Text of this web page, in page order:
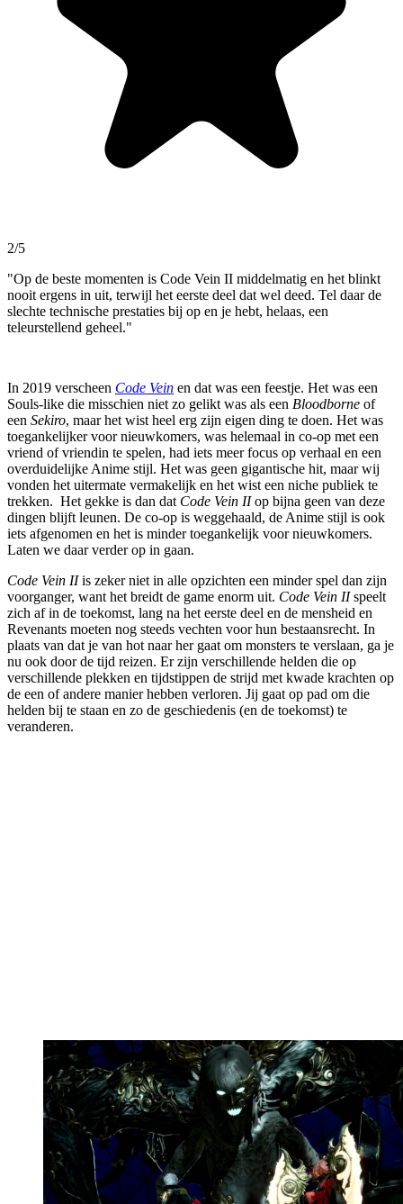
2/5
"Op de beste momenten is Code Vein II middelmatig en het blinkt
nooit ergens in uit, terwijl het eerste deel dat wel deed. Tel daar de
slechte technische prestaties bij op en je hebt, helaas, een
teleurstellend geheel."
In 2019 verscheen Code Vein en dat was een feestje. Het was een
Souls-like die misschien niet zo gelikt was als een Bloodborne of
een Sekiro, maar het wist heel erg zijn eigen ding te doen. Het was
toegankelijker voor nieuwkomers, was helemaal in co-op met een
vriend of vriendin te spelen, had iets meer focus op verhaal en een
overduidelijke Anime stijl. Het was geen gigantische hit, maar wij
vonden het uitermate vermakelijk en het wist een niche publiek te
trekken. Het gekke is dan dat Code Vein IIop bijna geen van deze
dingen blijft leunen. De co-op is weggehaald, de Anime stijl is ook
iets afgenomen en het is minder toegankelijk voor nieuwkomers.
Laten we daar verder op in gaan.
Code Vein IIis zeker niet in alle opzichten een minder spel dan zijn
voorganger, want het breidt de game enorm uit. Code Vein IIspeelt
zich af in de toekomst, lang na het eerste deel en de mensheid en
Revenants moeten nog steeds vechten voor hun bestaansrecht. In
plaats van dat je van hot naar her gaat om monsters te verslaan, ga je
nu ook door de tijd reizen. Er zijn verschillende helden die op
verschillende plekken en tijdstippen de strijd met kwade krachten op
de een of andere manier hebben verloren. Jij gaat op pad om die
helden bij te staan en zo de geschiedenis (en de toekomst) te
veranderen.